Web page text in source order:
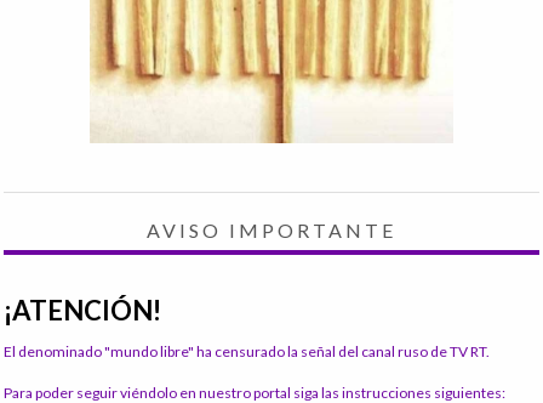
AVISO IMPORTANTE
¡ATENCIÓN!
El denominado "mundo libre" ha censurado la señal del canal ruso de TV RT.
Para poder seguir viéndolo en nuestro portal siga las instrucciones siguientes: